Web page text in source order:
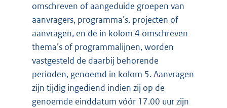
omschreven of aangeduide groepen van
aanvragers, programma’s, projecten of
aanvragen, en de in kolom 4 omschreven
thema’s of programmalijnen, worden
vastgesteld de daarbij behorende
perioden, genoemd in kolom 5. Aanvragen
zijn tijdig ingediend indien zij op de
genoemde einddatum vóór 17.00 uur zijn